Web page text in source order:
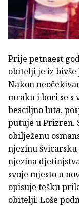
Prije petnaest
obitelji je iz bivše
Nakon
mraku i bori se s
besciljno luta,
putuje u Prizren.
obilježenu
njezinu
njezina
svoje mjesto u
opisuje tešku
obitelji. Loše